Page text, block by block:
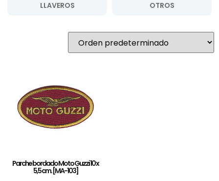
LLAVEROS OTROS
Parche bordado Moto Guzzi 10 x
5,5 cm. [MA-103]